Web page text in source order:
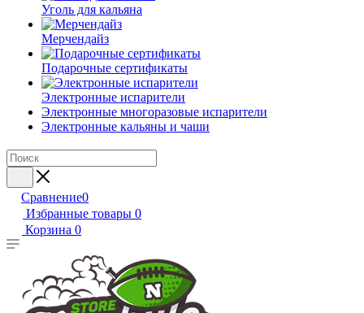
Уголь для кальяна
Мерчендайз
Подарочные сертификаты
Электронные испарители
Электронные многоразовые испарители
Электронные кальяны и чаши
Сравнение0
Избранные товары 0
Корзина 0